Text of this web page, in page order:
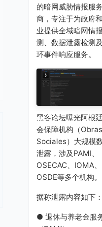
的暗网威胁情报服
商，专注于为政府
业提供全域暗网情
测、数据泄露检测
环事件响应服务。
黑客论坛曝光阿根
会保障机构（Obras
Sociales）大规模
泄露，涉及PAMI、
OSECAC、IOMA、
OSDE等多个机构。
据称泄露内容如下
● 退休与养老金服